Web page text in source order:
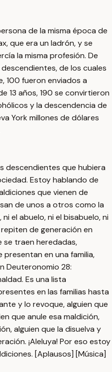
de la misma época de
que era un ladrón, y se
la misma profesión. De
de los cuales
100 fueron enviados a
13 años, 190 se convirtieron
y la descendencia de
York millones de dólares
descendientes que hubiera
Estoy hablando de
que vienen de
de unos a otros como la
el abuelo, ni el bisabuelo, ni
de generación en
se traen heredadas,
en una familia,
Deuteronomio 28:
Es una lista
en las familias hasta
y lo revoque, alguien que
que anule esa maldición,
alguien que la disuelva y
¡Aleluya! Por eso estoy
[Aplausos] [Música]